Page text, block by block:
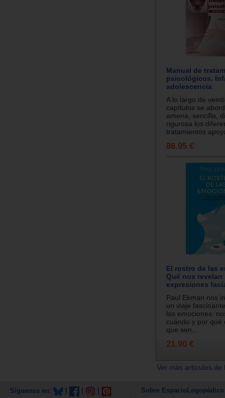
Manual de
psicológicos.
adolescencia
A lo largo de
capítulos se
amena, sencilla,
rigurosa los
tratamientos
86.95 €
El rostro de las
Qué nos revelan
expresiones
Paul Ekman nos
un viaje
las emociones:
cuándo y por qué
que sen...
21.90 €
Ver más artículos
Síguenos en: Sobre EspacioLogopédico